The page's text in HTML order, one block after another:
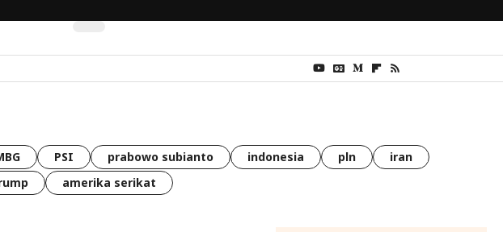
PSI prabowo subianto indonesia pln
iran
amerika serikat